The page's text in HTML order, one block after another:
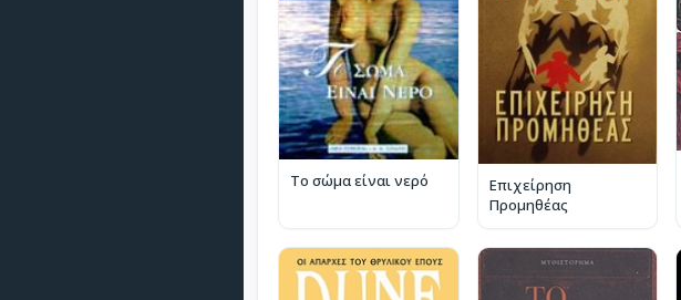
Το σώμα είναι νερό
Επιχείρηση
Προμηθέας